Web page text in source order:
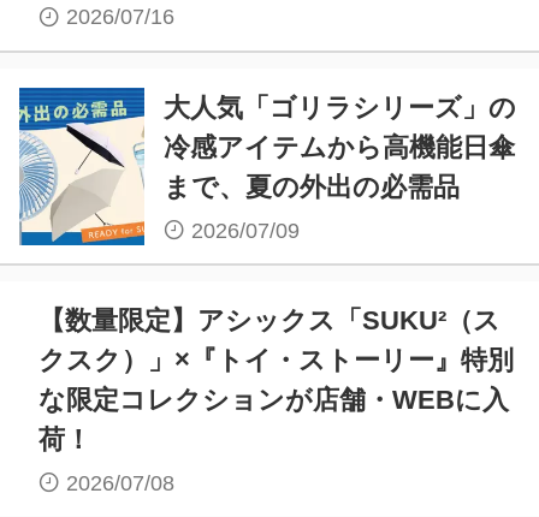
2026/07/16
大人気「ゴリラシリーズ」の
冷感アイテムから高機能日傘
まで、夏の外出の必需品
2026/07/09
【数量限定】アシックス「SUKU²（ス
クスク）」×『トイ・ストーリー』特別
な限定コレクションが店舗・WEBに入
荷！
2026/07/08